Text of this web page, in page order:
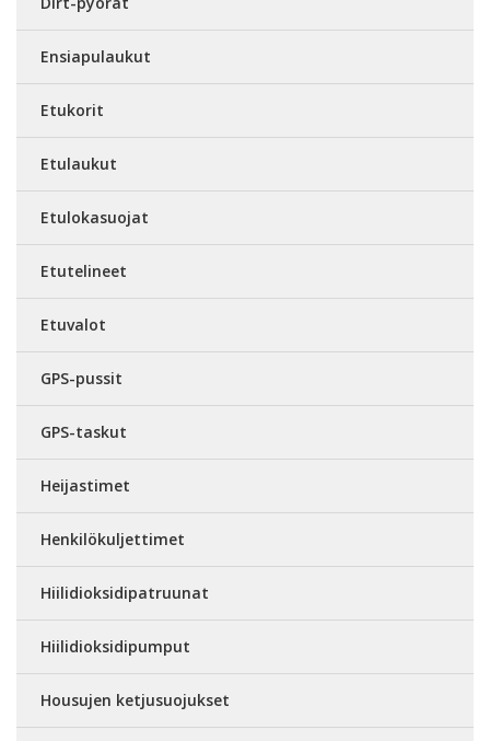
Ensiapulaukut
Etukorit
Etulaukut
Etulokasuojat
Etutelineet
Etuvalot
GPS-pussit
GPS-taskut
Heijastimet
Henkilökuljettimet
Hiilidioksidipatruunat
Hiilidioksidipumput
Housujen ketjusuojukset